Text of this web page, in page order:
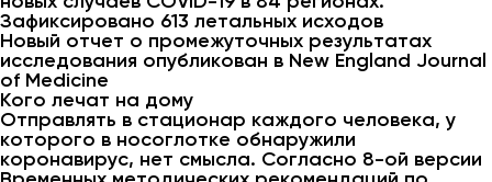
Зафиксировано 613 летальных исходов
Новый отчет о промежуточных результатах
исследования опубликован в New England Journal
of Medicine
Кого лечат на дому
Отправлять в стационар каждого человека, у
которого в носоглотке обнаружили
коронавирус, нет смысла. Согласно 8-ой версии